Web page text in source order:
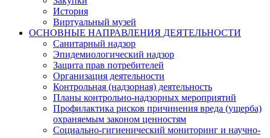
История
Виртуальный музей
ОСНОВНЫЕ НАПРАВЛЕНИЯ ДЕЯТЕЛЬНОСТИ
Санитарный надзор
Эпидемиологический надзор
Защита прав потребителей
Организация деятельности
Контрольная (надзорная) деятельность
Планы контрольно-надзорных мероприятий
Профилактика рисков причинения вреда (ущерба)
охраняемым законом ценностям
Социально-гигиенический мониторинг и научно-